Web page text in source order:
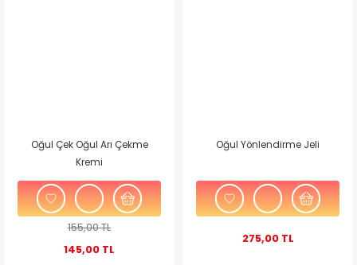
Oğul Çek Oğul Arı Çekme
Kremi
155,00 TL
145,00 TL
Oğul Yönlendirme Jeli
275,00 TL